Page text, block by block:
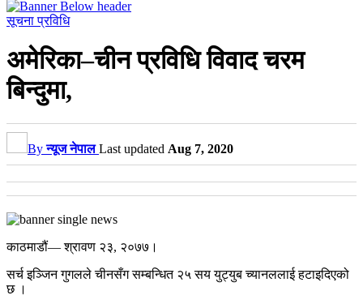
सूचना प्रविधि
अमेरिका–चीन प्रविधि विवाद चरम
बिन्दुमा,
Byन्यूज नेपाल Last updated Aug 7, 2020
काठमाडौं— श्रावण २३, २०७७।
सर्च इञ्जिन गुगलले चीनसँग सम्बन्धित २५ सय युट्युब च्यानललाई हटाइदिएको
छ ।